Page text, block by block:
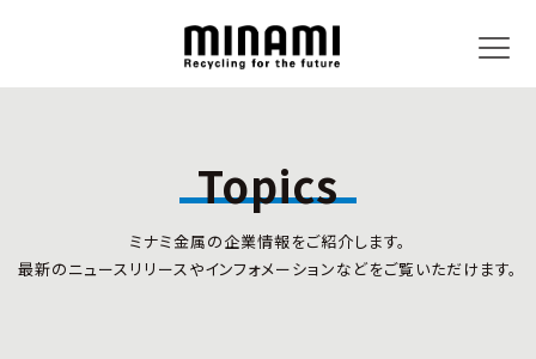
CSR情報
事業内容
リサイクルサービス
小型家電リサイクル法
Topics
ミナミ金属の企業情報をご紹介します。
最新のニュースリリースやインフォメーションなどをご覧いただけます。